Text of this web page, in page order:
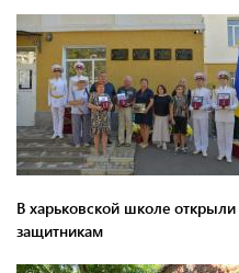
В харьковской школе
защитникам